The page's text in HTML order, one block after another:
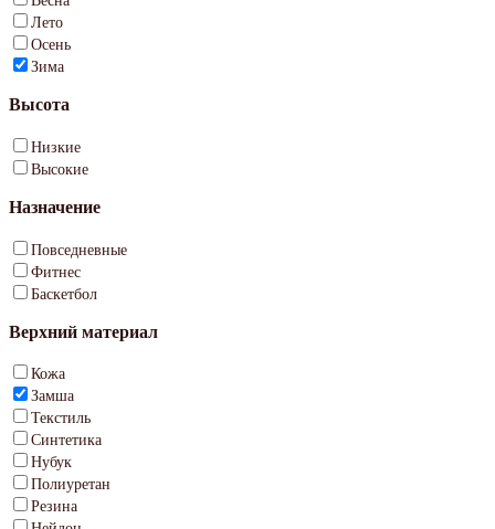
Лето
Осень
Зима
Высота
Низкие
Высокие
Назначение
Повседневные
Фитнес
Баскетбол
Верхний материал
Кожа
Замша
Текстиль
Синтетика
Нубук
Полиуретан
Резина